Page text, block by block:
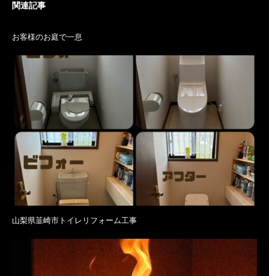
関連記事
お客様のお庭で一息
山梨県韮崎市トイレリフォーム工事